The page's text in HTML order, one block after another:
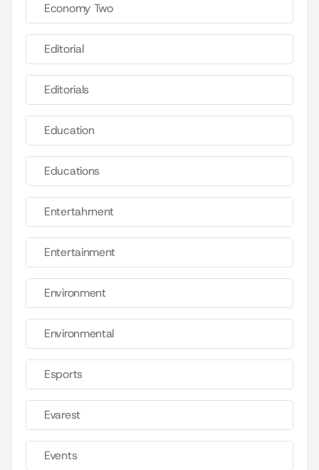
Economy Two
Editorial
Editorials
Education
Educations
Entertahrnent
Entertainment
Environment
Environmental
Esports
Evarest
Events